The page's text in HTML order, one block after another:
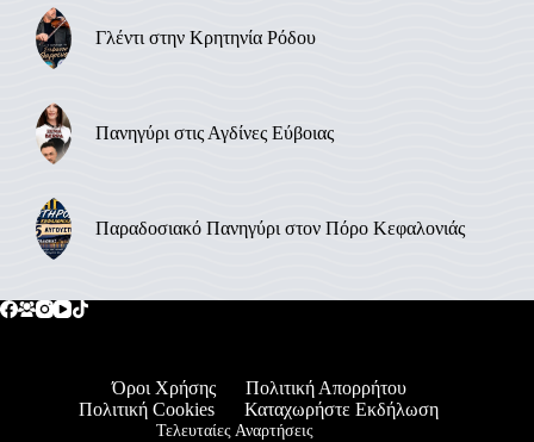
Γλέντι στην Κρητηνία Ρόδου
Πανηγύρι στις Αγδίνες Εύβοιας
Παραδοσιακό Πανηγύρι στον Πόρο Κεφαλονιάς
Όροι Χρήσης
Πολιτική Απορρήτου
Πολιτική Cookies
Καταχωρήστε Εκδήλωση
Τελευταίες Αναρτήσεις